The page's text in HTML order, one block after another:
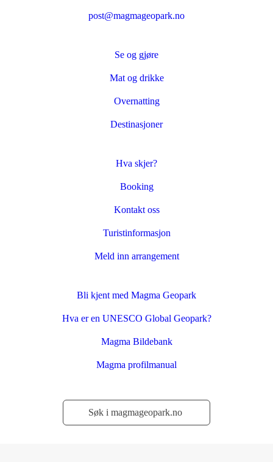
post@magmageopark.no
Se og gjøre
Mat og drikke
Overnatting
Destinasjoner
Hva skjer?
Booking
Kontakt oss
Turistinformasjon
Meld inn arrangement
Bli kjent med Magma Geopark
Hva er en UNESCO Global Geopark?
Magma Bildebank
Magma profilmanual
Søk